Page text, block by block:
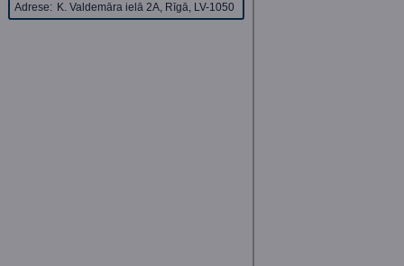
Adrese: K. Valdemāra ielā 2A, Rīgā, LV-1050